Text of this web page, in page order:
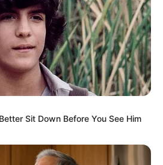
Sit Down Before You See Him